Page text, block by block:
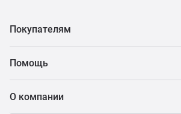
Покупателям
Помощь
О компании